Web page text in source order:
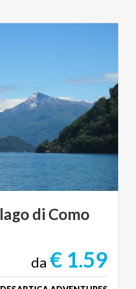
lagodi Como
da € 1.59